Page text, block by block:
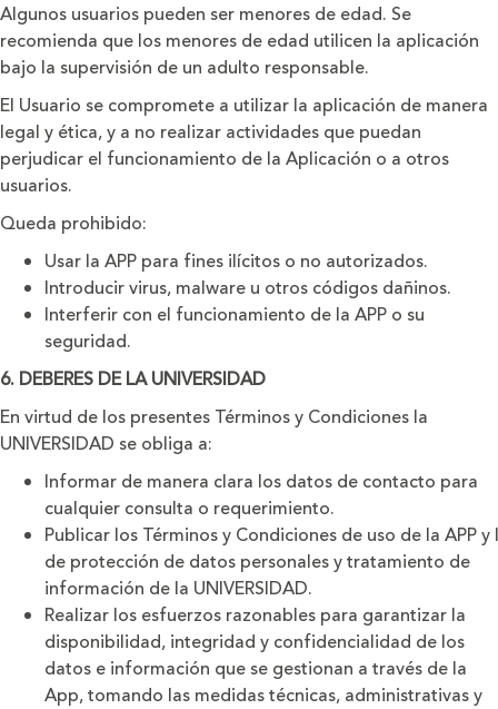
Algunos usuarios pueden ser menores de edad. Se
recomienda que los menores de edad utilicen la aplicación
bajo la supervisión de un adulto responsable.
El Usuario se compromete a utilizar la aplicación de manera
legal y ética, y a no realizar actividades que puedan
perjudicar el funcionamiento de la Aplicación o a otros
usuarios.
Queda prohibido:
Usar la APP para fines ilícitos o no autorizados.
Introducir virus, malware u otros códigos dañinos.
Interferir con el funcionamiento de la APP o su
seguridad.
6. DEBERES DE LA UNIVERSIDAD
En virtud de los presentes Términos y Condiciones la
UNIVERSIDAD se obliga a:
Informar de manera clara los datos de contacto para
cualquier consulta o requerimiento.
Publicar los Términos y Condiciones de uso de la APP
de protección de datos personales y tratamiento de
información de la UNIVERSIDAD.
Realizar los esfuerzos razonables para garantizar la
disponibilidad, integridad y confidencialidad de los
datos e información que se gestionan a través de la
App, tomando las medidas técnicas, administrativas y